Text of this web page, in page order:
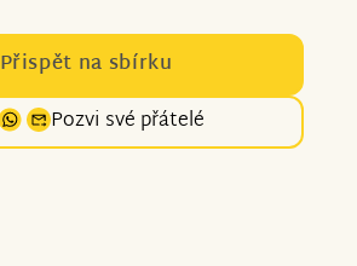
Přispět na sbírku
Pozvi své přátelé